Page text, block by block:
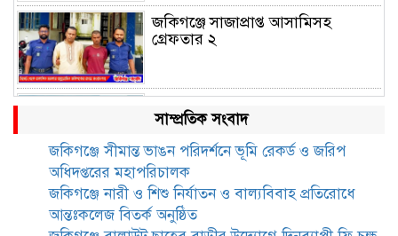
জকিগঞ্জে সাজাপ্রাপ্ত আসামিসহ
গ্রেফতার ২
রেলপথে যুক্ত হবে জকিগঞ্জ-কানাইঘাট,
শুরু হচ্ছে সম্ভাব্যতা সমীক্ষা
সাবেক এমপি হাফিজ আহমদ
মজুমদার কি আত্মগোপনে? ভাইরাল
ছবি ঘিরে আলোচনা!
সাম্প্রতিক সংবাদ
জকিগঞ্জে সীমান্ত ভাঙন পরিদর্শনে ভূমি রেকর্ড ও জরিপ
অধিদপ্তরের মহাপরিচালক
জকিগঞ্জে নারী ও শিশু নির্যাতন ও বাল্যবিবাহ প্রতিরোধে
আন্তঃকলেজ বিতর্ক অনুষ্ঠিত